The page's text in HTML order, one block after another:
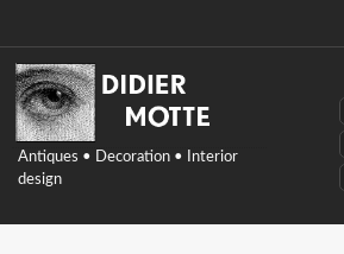
Didier
Motte
antiques,
Decoration,
interior
design,
Belgium
Antiques • Decoration • Interior
design